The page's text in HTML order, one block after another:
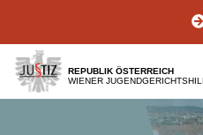
[1]
[2]
[3]
REPUBLIK ÖSTERREICH
WIENER